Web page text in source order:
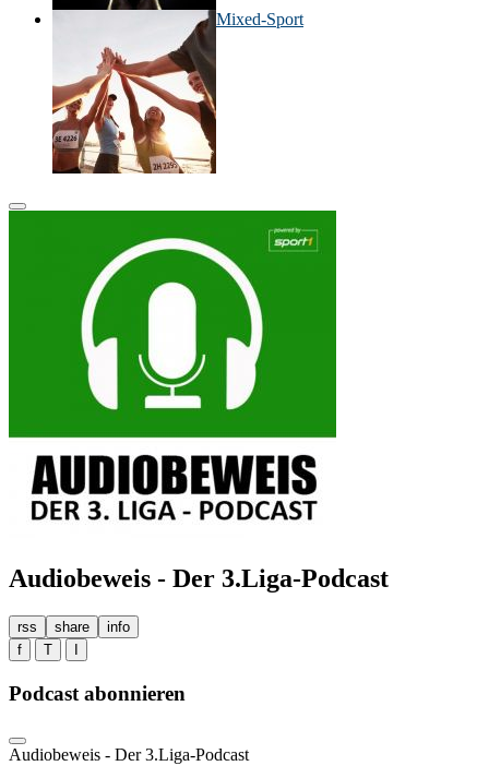
Mixed-Sport
Audiobeweis - Der 3.Liga-Podcast
rss share
info
f
T
Podcast abonnieren
Audiobeweis - Der 3.Liga-Podcast